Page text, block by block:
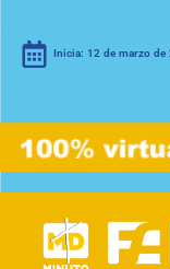
Inicia: 12 de marzo de